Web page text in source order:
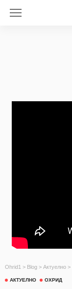
Ohrid1 > Blog > Актуелно >
АКТУЕЛНО ОХРИД